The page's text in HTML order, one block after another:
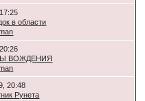
в области
ВОЖДЕНИЯ
20:48
Рунета